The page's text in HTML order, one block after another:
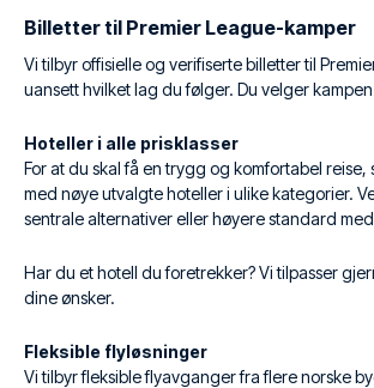
Billetter til Premier League-kamper
Vi tilbyr offisielle og verifiserte billetter til
uansett hvilket lag du følger. Du velger
Hoteller i alle prisklasser
For at du skal få en trygg og komfortabel reise,
med nøye utvalgte hoteller i ulike kategorier.
sentrale alternativer eller høyere standard
Har du et hotell du foretrekker? Vi tilpasser
dine ønsker.
Fleksible flyløsninger
Vi tilbyr fleksible flyavganger fra flere norske